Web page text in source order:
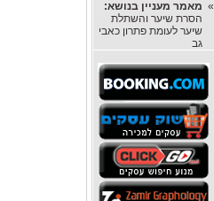
» מאמר מעניין בנושא:
הסרת שיער והשתלת
שיער לעומת פתרון כאבי
גב